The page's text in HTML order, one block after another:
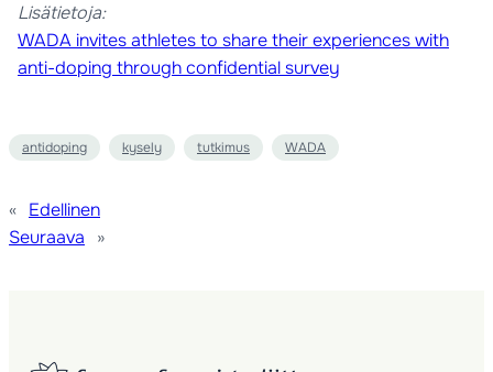
Lisätietoja:
WADA invites athletes to share their experiences with
anti-doping through confidential survey
antidoping kysely tutkimus WADA
« Edellinen
Seuraava
»